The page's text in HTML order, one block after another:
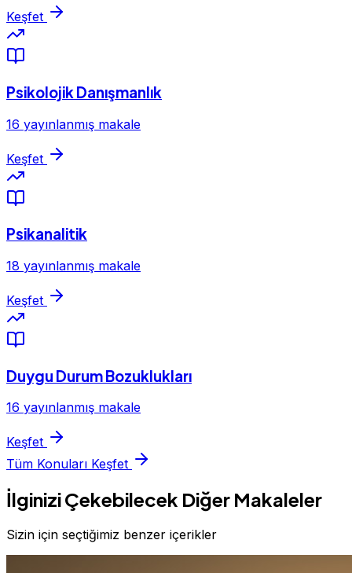
Keşfet
Psikolojik Danışmanlık
16 yayınlanmış makale
Keşfet
Psikanalitik
18 yayınlanmış makale
Keşfet
Duygu Durum Bozuklukları
16 yayınlanmış makale
Keşfet
Tüm Konuları Keşfet
İlginizi Çekebilecek Diğer Makaleler
Sizin için seçtiğimiz benzer içerikler